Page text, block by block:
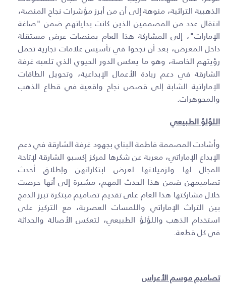
الذهبية التراثية، منوهة إلى أن من أبرز مؤشرات نجاح المنصة،
انتقال عدد من المصممين الذين كانت بداياتهم ضمن "صاغة
الإمارات"، إلى المشاركة هذا العام بمنصات عرض مستقلة
داخل المعرض، بعد أن نجحوا في تأسيس علامات تجارية تحمل
رؤيتهم الخاصة، وهو ما يعكس الدور الحيوي الذي تلعبه غرفة
الشارقة في دعم ريادة الأعمال الإبداعية، وتحويل الطاقات
الإماراتية الشابة إلى قصص نجاح واقعية في قطاع الذهب
والمجوهرات.
اللؤلؤ الطبيعي
وأشادت المصممة فاطمة البناي بجهود غرفة الشارقة في دعم
الإبداع الإماراتي، معربة عن شكرها لمركز إكسبو الشارقة لإتاحة
المجال لها ولزميلاتها لعرض ابتكاراتهن وإطلاق أحدث
تصاميمهن ضمن هذا الحدث المهم، مشيرة إلى أنها حرصت
خلال مشاركتها هذا العام على تقديم تصاميم مبتكرة تبرز الدمج
بين التراث الإماراتي واللمسات العصرية، مع التركيز على
استخدام الذهب واللؤلؤ الطبيعي، لتعكس الأصالة والحداثة
في كل قطعة.
تصاميم موسم الأعراس